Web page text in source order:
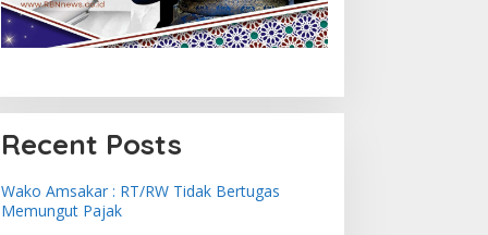
Recent Posts
Wako Amsakar : RT/RW Tidak Bertugas
Memungut Pajak